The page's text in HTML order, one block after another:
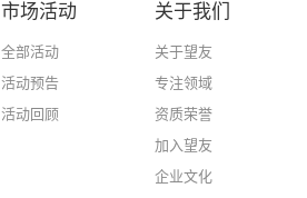
市场活动
全部活动
活动预告
活动回顾
关于我们
关于望友
专注领域
资质荣誉
加入望友
企业文化